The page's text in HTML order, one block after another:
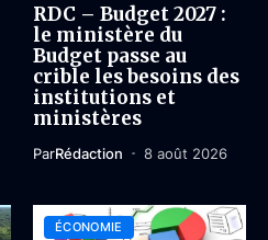
RDC – Budget 2027 :
le ministère du
Budget passe au
crible les besoins des
institutions et
ministères
ParRédaction 8 août 2026
ÉCONOMIE